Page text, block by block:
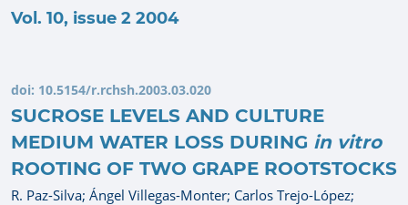
Vol. 10, issue 2 2004
doi: 10.5154/r.rchsh.2003.03.020
SUCROSE LEVELS AND CULTURE
MEDIUM WATER LOSS DURING in vitro
ROOTING OF TWO GRAPE ROOTSTOCKS
R. Paz-Silva; Ángel Villegas-Monter; Carlos Trejo-López;